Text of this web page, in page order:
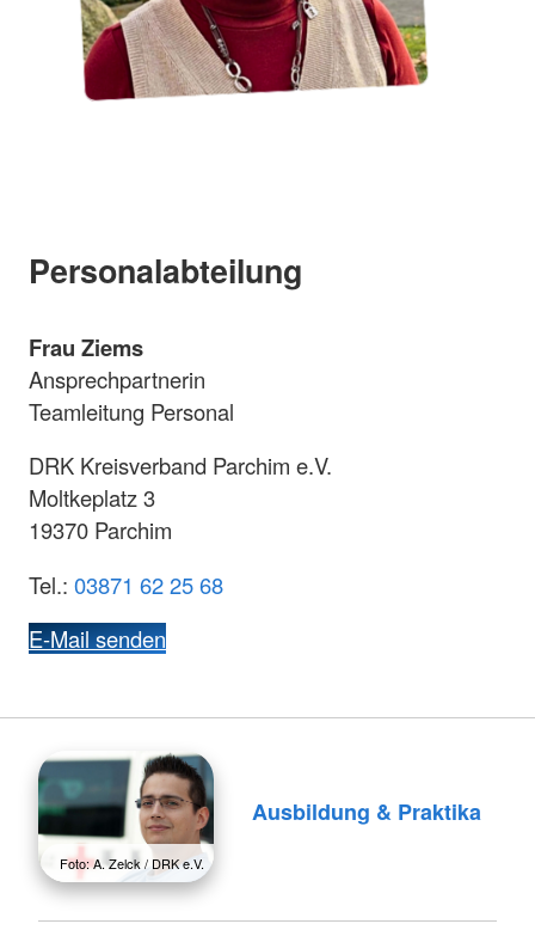
Personalabteilung
Frau Ziems
Ansprechpartnerin
Teamleitung Personal
DRK Kreisverband Parchim e.V.
Moltkeplatz 3
19370 Parchim
Tel.: 03871 62 25 68
E-Mail senden
Foto: A. Zelck / DRK e.V.
Ausbildung & Praktika